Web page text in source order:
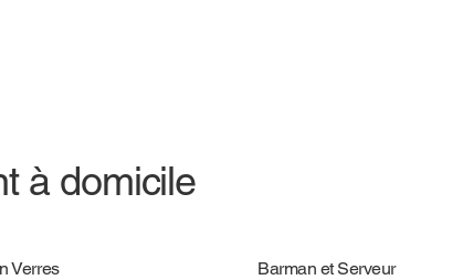
à domicile
Verres Barman et Serveur